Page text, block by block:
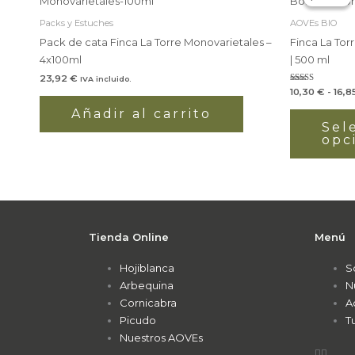
Packs y Estuches
Pack de cata Finca La Torre Monovarietales –
4x100ml
23,92 € IVA incluido.
Añadir al carrito
AOVEs BIO
Finca La
| 500 ml
Valorado
con
5.00
10,30 € -
Tienda Online
Hojiblanca
Arbequina
Cornicabra
Picudo
Nuestros AOVEs
Menú